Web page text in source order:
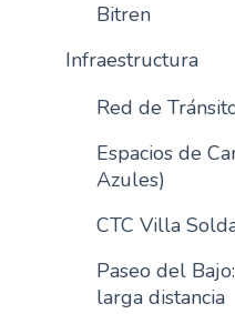
Bitren
Infraestructura
Red de
Espacios de
Azules)
CTC Villa
Paseo del
larga distancia